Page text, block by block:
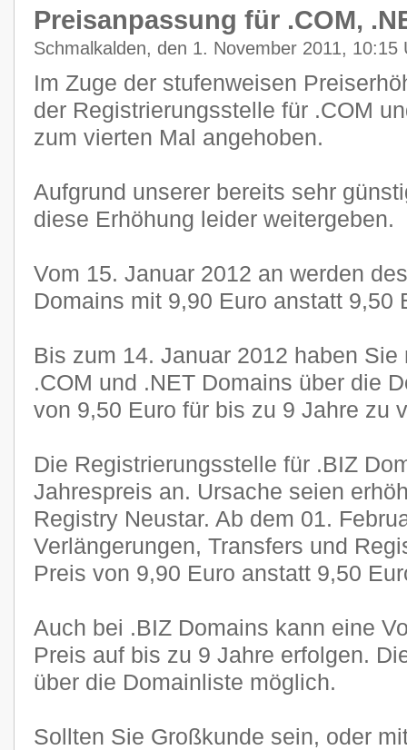
Preisanpassung für .COM,
Schmalkalden, den 1. November 2011, 10:15
Im Zuge der stufenweisen
der Registrierungsstelle für .COM
zum vierten Mal angehoben.
Aufgrund unserer bereits sehr
diese Erhöhung leider weitergeben.
Vom 15. Januar 2012 an werden
Domains mit 9,90 Euro anstatt 9,50
Bis zum 14. Januar 2012 haben
.COM und .NET Domains über die
von 9,50 Euro für bis zu 9 Jahre zu
Die Registrierungsstelle für .BIZ
Jahrespreis an. Ursache seien
Registry Neustar. Ab dem 01.
Verlängerungen, Transfers und
Preis von 9,90 Euro anstatt 9,50
Auch bei .BIZ Domains kann eine
Preis auf bis zu 9 Jahre erfolgen.
über die Domainliste möglich.
Sollten Sie Großkunde sein, oder